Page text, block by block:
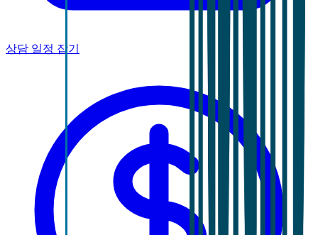
상담 일정 잡기